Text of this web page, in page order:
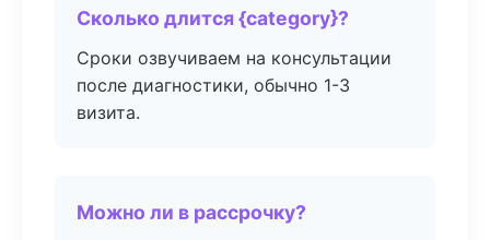
Сколько длится {category}?
Сроки озвучиваем на консультации
после диагностики, обычно 1-3
визита.
Можно ли в рассрочку?